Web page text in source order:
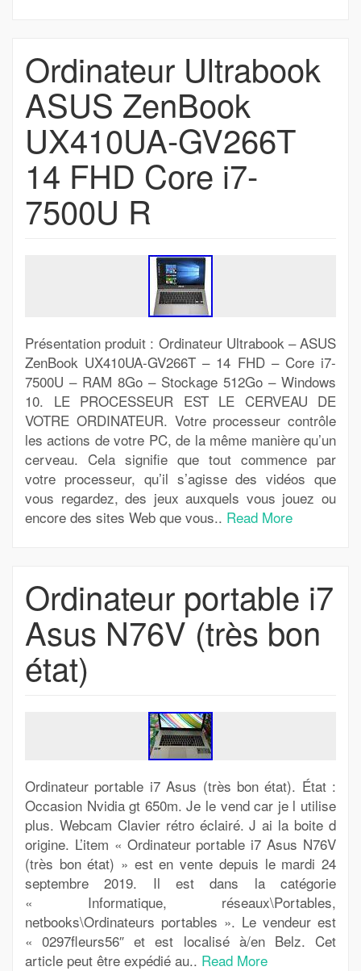
Ordinateur Ultrabook
ASUS ZenBook
UX410UA-GV266T
14 FHD Core i7-
7500U R
Présentation produit : Ordinateur Ultrabook – ASUS
ZenBook UX410UA-GV266T – 14 FHD – Core i7-
7500U – RAM 8Go – Stockage 512Go – Windows
10. LE PROCESSEUR EST LE CERVEAU DE
VOTRE ORDINATEUR. Votre processeur contrôle
les actions de votre PC, de la même manière qu’un
cerveau. Cela signifie que tout commence par
votre processeur, qu’il s’agisse des vidéos que
vous regardez, des jeux auxquels vous jouez ou
encore des sites Web que vous.. Read More
Ordinateur portable i7
Asus N76V (très bon
état)
Ordinateur portable i7 Asus (très bon état). État :
Occasion Nvidia gt 650m. Je le vend car je l utilise
plus. Webcam Clavier rétro éclairé. J ai la boite d
origine. L’item « Ordinateur portable i7 Asus N76V
(très bon état) » est en vente depuis le mardi 24
septembre 2019. Il est dans la catégorie
« Informatique, réseaux\Portables,
netbooks\Ordinateurs portables ». Le vendeur est
« 0297fleurs56″ et est localisé à/en Belz. Cet
article peut être expédié au.. Read More